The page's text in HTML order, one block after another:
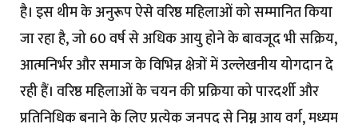
है। इस थीम के अनुरूप ऐसे वरिष्ठ महिलाओं को सम्मानित किया
जा रहा है, जो 60 वर्ष से अधिक आयु होने के बावजूद भी सक्रिय,
आत्मनिर्भर और समाज के विभिन्न क्षेत्रों में उल्लेखनीय योगदान दे
रही हैं। वरिष्ठ महिलाओं के चयन की प्रक्रिया को पारदर्शी और
प्रतिनिधिक बनाने के लिए प्रत्येक जनपद से निम्न आय वर्ग, मध्यम